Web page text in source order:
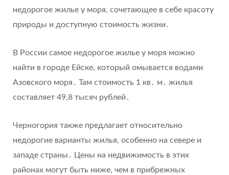
недорогое жилье у моря, сочетающее в себе красоту
природы и доступную стоимость жизни․
В России самое недорогое жилье у моря можно
найти в городе Ейске, который омывается водами
Азовского моря․ Там стоимость 1 кв․ м․ жилья
составляет 49,8 тысяч рублей․
Черногория также предлагает относительно
недорогие варианты жилья, особенно на севере и
западе страны․ Цены на недвижимость в этих
районах могут быть ниже, чем в прибрежных